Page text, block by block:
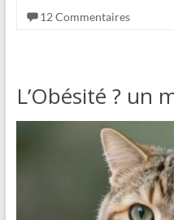
12 Commentaires
L’Obésité ? un